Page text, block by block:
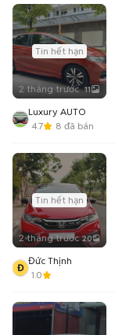
Tin hết hạn
2 tháng trước 11
Luxury AUTO
4.7
8 đã bán
Tin hết hạn
2 tháng trước 20
Đ
Đức Thịnh
1.0